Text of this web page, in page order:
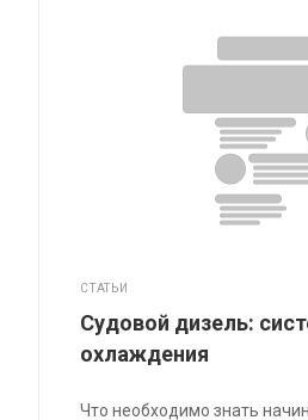
СТАТЬИ
Судовой дизель:
охлаждения
Что необходимо знать